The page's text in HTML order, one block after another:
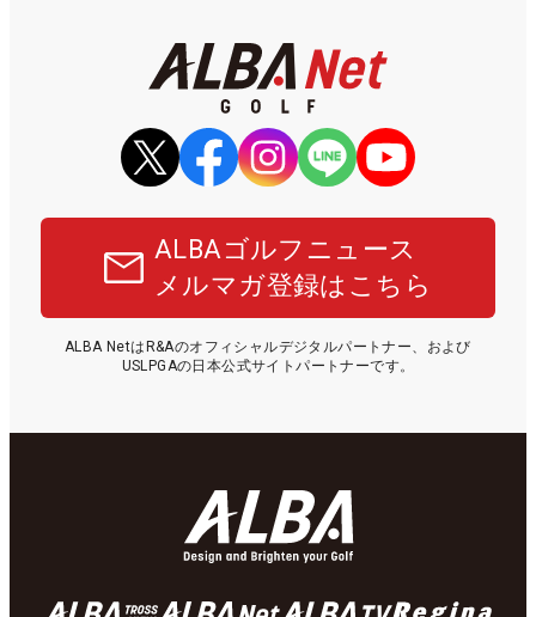
ALBAゴルフニュース
メルマガ登録はこちら
ALBA NetはR&Aのオフィシャルデジタルパートナー、および
USLPGAの日本公式サイトパートナーです。